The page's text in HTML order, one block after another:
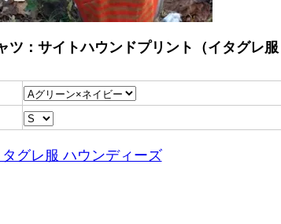
：サイトハウンドプリント（イタグレ
タグレ服 ハウンディーズ